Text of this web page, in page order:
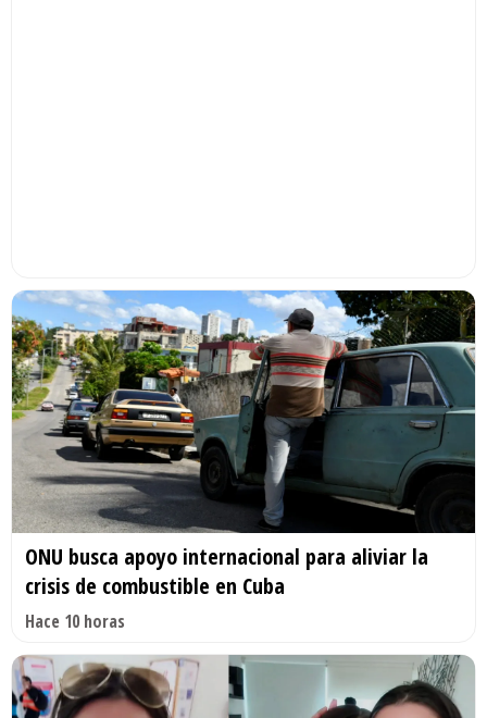
ONU busca apoyo internacional para aliviar la
crisis de combustible en Cuba
Hace 10 horas